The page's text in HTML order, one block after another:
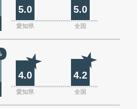
5.0 5.0
愛知県 全国
4.0 4.2
愛知県 全国